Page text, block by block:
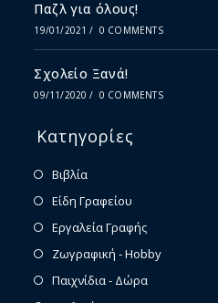
Παζλ για όλους!
19/01/2021 / 0 COMMENTS
Σχολείο Ξανά!
09/11/2020 / 0 COMMENTS
Κατηγορίες
Βιβλία
Είδη Γραφείου
Εργαλεία Γραφής
Ζωγραφική - Hobby
Παιχνίδια - Δώρα